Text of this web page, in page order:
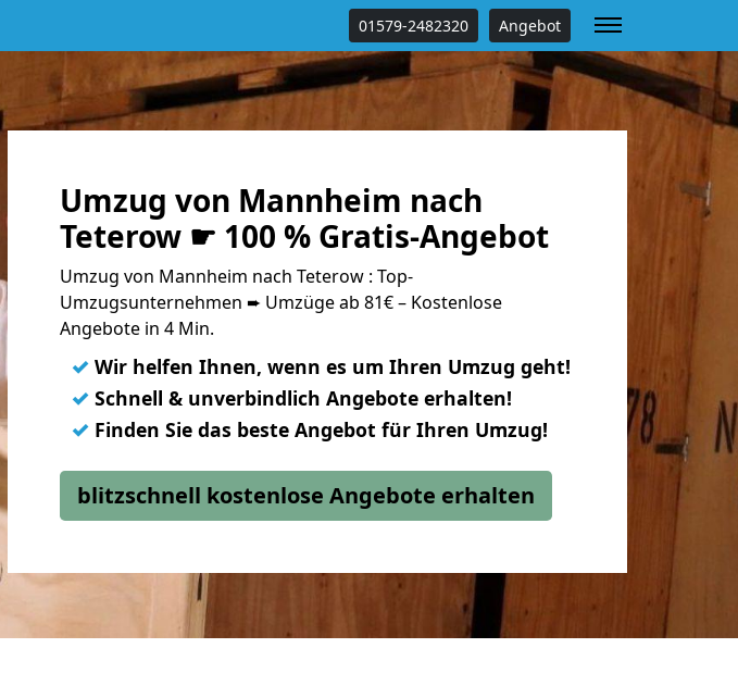
01579-2482320 Angebot
Umzug von Mannheim nach
Teterow ☛ 100 % Gratis-Angebot
Umzug von Mannheim nach Teterow : Top-
Umzugsunternehmen ➨ Umzüge ab 81€ – Kostenlose
Angebote in 4 Min.
✓ Wir helfen Ihnen, wenn es um Ihren Umzug geht!
✓ Schnell & unverbindlich Angebote erhalten!
✓ Finden Sie das beste Angebot für Ihren Umzug!
blitzschnell kostenlose Angebote erhalten